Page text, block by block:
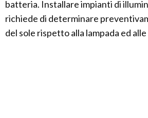
batteria. Installare impianti di
richiede di determinare
del sole rispetto alla lampada ed